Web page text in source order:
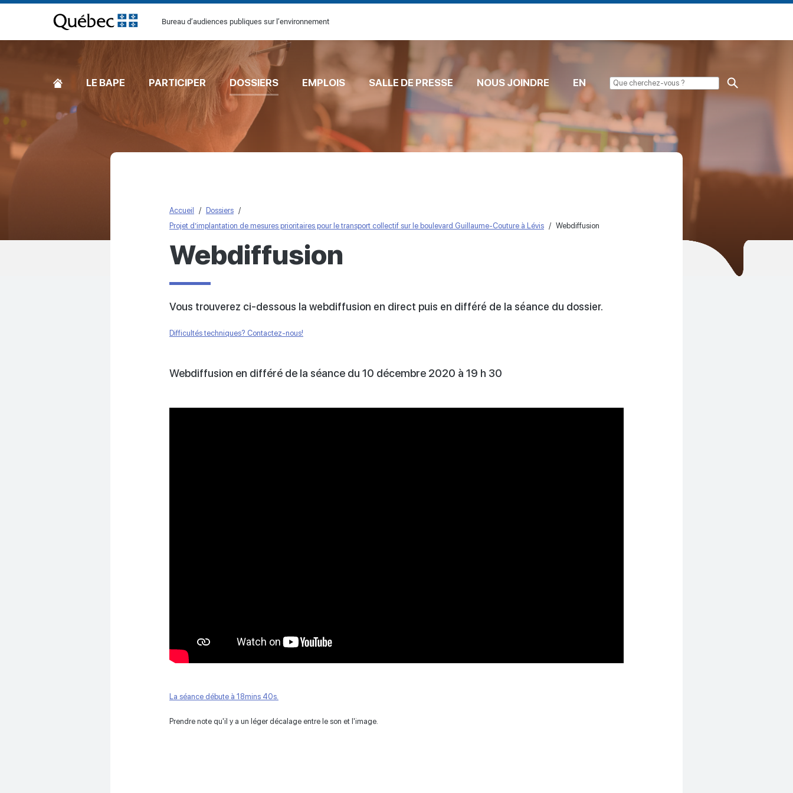
[Common.SkipToContent]
Bureau d’audiences publiques sur l’environnement
ACCUEILLE BAPE PARTICIPER DOSSIERS EMPLOIS SALLE DE PRESSE NOUS JOINDRE EN
Accueil
Dossiers
Projet d’implantation de mesures prioritaires pour le transport collectif sur le boulevard Guillaume-Couture à Lévis
Webdiffusion
Webdiffusion
Vous trouverez ci-dessous la webdiffusion en direct puis en différé de la séance du dossier.
Difficultés techniques? Contactez-nous!
Webdiffusion en différé de la séance du 10 décembre 2020 à 19 h 30
La séance débute à 18mins 40s.
Prendre note qu'il y a un léger décalage entre le son et l'image.